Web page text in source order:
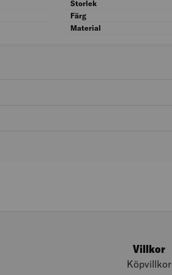
Kön: Herr
Typ: Arbetsbyxa
Storlek
Färg
Material
Villkor
Köpvillkor